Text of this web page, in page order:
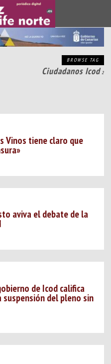
BROWSE TAG
Ciudadanos Icod2
Vinos tiene claro que
aviva el debate de la
de Icod califica
suspensión del pleno sin